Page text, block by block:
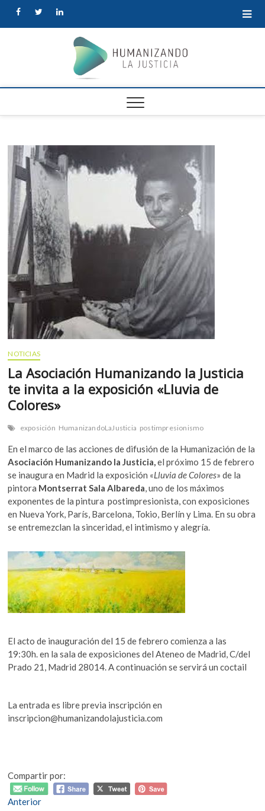
facebooktwitterlinkedin
NOTICIAS
La Asociación Humanizando la Justicia
te invita a la exposición «Lluvia de
Colores»
exposición HumanizandoLaJusticia postimpresionismo
En el marco de las acciones de difusión de la Humanización de la
Asociación Humanizando la Justicia,el próximo 15 de febrero
se inaugura en Madrid la exposición «Lluvia de Colores» de la
pintora Montserrat Sala Albareda, uno de los máximos
exponentes de la pintura postimpresionista, con exposiciones
en Nueva York, París, Barcelona, Tokio, Berlín y Lima. En su obra
se entremezclan la sinceridad, el intimismo y alegría.
El acto de inauguración del 15 de febrero comienza a las
19:30h. en la sala de exposiciones del Ateneo de Madrid, C/del
Prado 21, Madrid 28014. A continuación se servirá un coctail
La entrada es libre previa inscripción en
inscripcion@humanizandolajusticia.com
Compartir por:
Navegación
AnteriorEntrada